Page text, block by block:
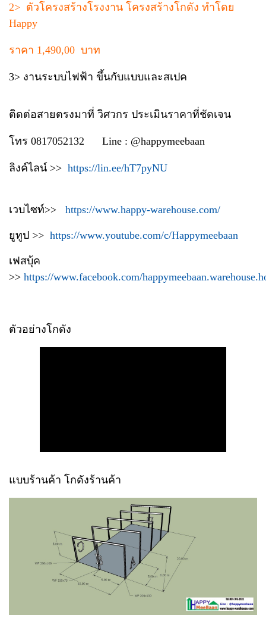
2> ตัวโครงสร้างโรงงาน โครงสร้างโกดัง ทำโดย
Happy
ราคา 1,490,00 บาท
3> งานระบบไฟฟ้า ขึ้นกับแบบและสเปค
ติดต่อสายตรงมาที่ วิศวกร ประเมินราคาที่ชัดเจน
โทร 0817052132 Line : @happymeebaan
ลิงค์ไลน์ >> https://lin.ee/hT7pyNU
เวบไซท์>> https://www.happy-warehouse.com/
ยูทูป >> https://www.youtube.com/c/Happymeebaan
เฟสบุ้ค
>> https://www.facebook.com/
ตัวอย่างโกดัง
แบบร้านค้า โกดังร้านค้า